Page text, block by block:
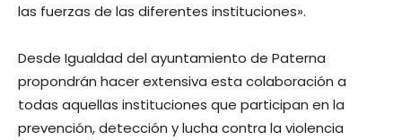
las fuerzas de las diferentes instituciones».
Desde Igualdad del ayuntamiento de Paterna
propondrán hacer extensiva esta colaboración a
todas aquellas instituciones que participan en la
prevención, detección y lucha contra la violencia